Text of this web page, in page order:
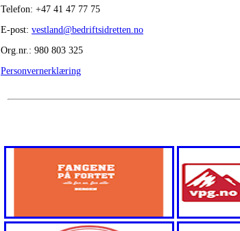
Telefon: +47 41 47 77 75
E-post: vestland@bedriftsidretten.no
Org.nr.: 980 803 325
Personvernerklæring